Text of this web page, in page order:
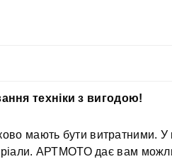
техніки з вигодою!
мають бути витратними. У
АРТМОТО дає вам